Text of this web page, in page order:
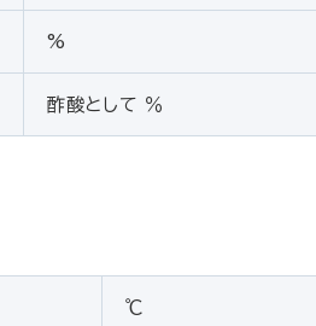
%
酢酸として ％
℃